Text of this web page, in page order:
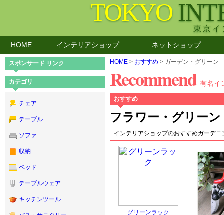
TOKYO
東京イ
HOME インテリアショップ ネットショップ
スポンサード リンク
カテゴリ
チェア
テーブル
ソファ
収納
ベッド
テーブルウェア
キッチンツール
HOME > おすすめ > ガーデン・グリーン
Recommend 有名イ
おすすめ
フラワー・グリーン
インテリアショップのおすすめガーデ
グリーンラック